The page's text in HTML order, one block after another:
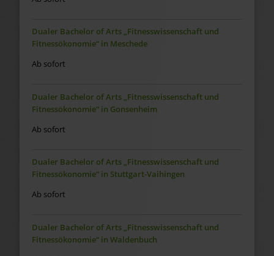
Dualer Bachelor of Arts „Fitnesswissenschaft und
Fitnessökonomie“ in Meschede
Ab sofort
Dualer Bachelor of Arts „Fitnesswissenschaft und
Fitnessökonomie“ in Gonsenheim
Ab sofort
Dualer Bachelor of Arts „Fitnesswissenschaft und
Fitnessökonomie“ in Stuttgart-Vaihingen
Ab sofort
Dualer Bachelor of Arts „Fitnesswissenschaft und
Fitnessökonomie“ in Waldenbuch